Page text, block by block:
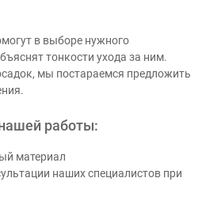
в выборе нужного
тонкости ухода за ним.
мы постараемся предложить
работы:
материал
наших специалистов при